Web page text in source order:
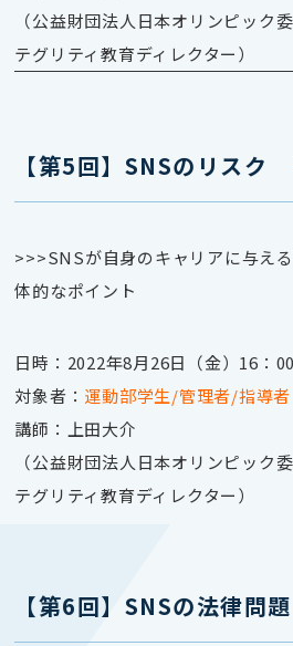
（公益財団法人日本オリンピック
テグリティ教育ディレクター）
【第5回】SNSのリスク
>>>SNSが自身のキャリアに与え
体的なポイント
日時：2022年8月26日（金）16：
対象者： 運動部学生/管理者/指導者
講師：上田大介
（公益財団法人日本オリンピック
テグリティ教育ディレクター）
【第6回】SNSの法律問